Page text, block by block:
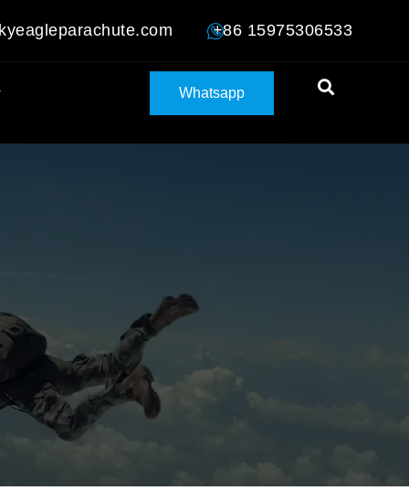
+86 15975306533
Whatsapp